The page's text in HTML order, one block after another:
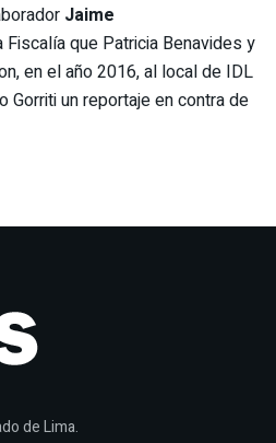
Jaime
Fiscalía que Patricia Benavides y
en el año 2016, al local de IDL
Gorriti un reportaje en contra de
de Lima.